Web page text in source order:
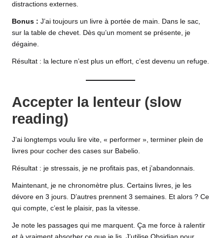
distractions externes.
Bonus : J’ai toujours un livre à portée de main. Dans le sac,
sur la table de chevet. Dès qu’un moment se présente, je
dégaine.
Résultat : la lecture n’est plus un effort, c’est devenu un refuge.
Accepter la lenteur (slow
reading)
J’ai longtemps voulu lire vite, « performer », terminer plein de
livres pour cocher des cases sur Babelio.
Résultat : je stressais, je ne profitais pas, et j’abandonnais.
Maintenant, je ne chronomètre plus. Certains livres, je les
dévore en 3 jours. D’autres prennent 3 semaines. Et alors ? Ce
qui compte, c’est le plaisir, pas la vitesse.
Je note les passages qui me marquent. Ça me force à ralentir